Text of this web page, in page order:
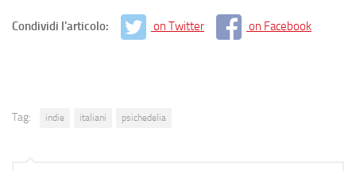
Condividi l'articolo: on Twitter on Facebook
Tag: indie italiani psichedelia